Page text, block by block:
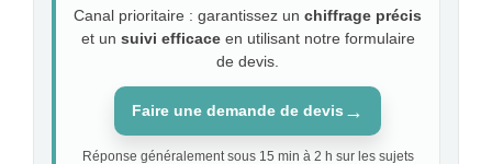
Canal prioritaire : garantissez un chiffrage précis
et un suivi efficaceen utilisant notre formulaire
de devis.
Faire une demande de devis →
Réponse généralement sous 15 min à 2 h sur les sujets